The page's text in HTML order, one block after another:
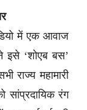
में एक आवाज
‘शोएब बस’
राज्य महामारी
रंग